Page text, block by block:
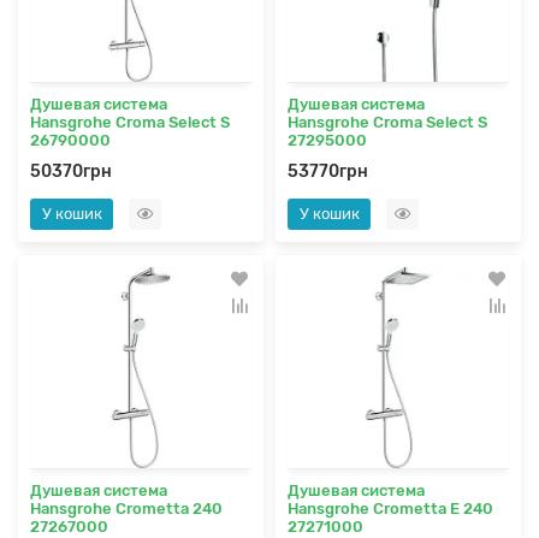
Душевая система
Hansgrohe Croma Select S
26790000
50370грн
У кошик
Душевая система
Hansgrohe Croma Select S
27295000
53770грн
У кошик
Душевая система
Hansgrohe Crometta 240
27267000
Душевая система
Hansgrohe Crometta E 240
27271000